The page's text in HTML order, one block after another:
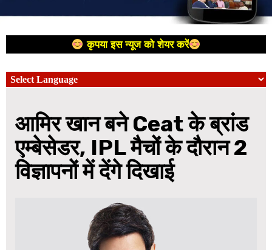
कृपया इस न्यूज को शेयर करें
आमिर खान बने Ceat के ब्रांड
एम्बेसेडर, IPL मैचों के दौरान 2
विज्ञापनों में देंगे दिखाई